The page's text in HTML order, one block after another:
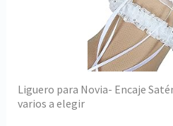
Liguero para Novia- Encaje
varios a elegir